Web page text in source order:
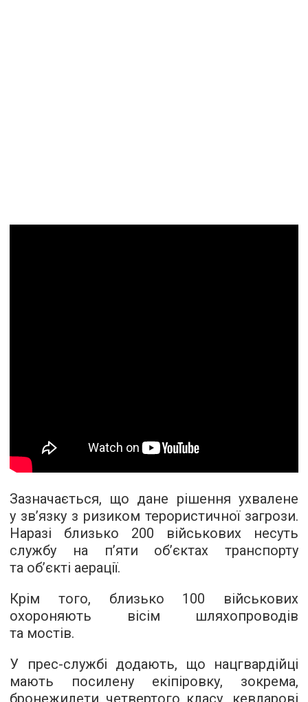
Зазначається, що дане рішення ухвалене
у зв’язку з ризиком терористичної загрози.
Наразі близько 200 військових несуть
службу на п’яти об’єктах транспорту
та об’єкті аерації.
Крім того, близько 100 військових
охороняють вісім шляхопроводів
та мостів.
У прес-службі додають, що нацгвардійці
мають посилену екіпіровку, зокрема,
бронежилети четвертого класу, кевларові